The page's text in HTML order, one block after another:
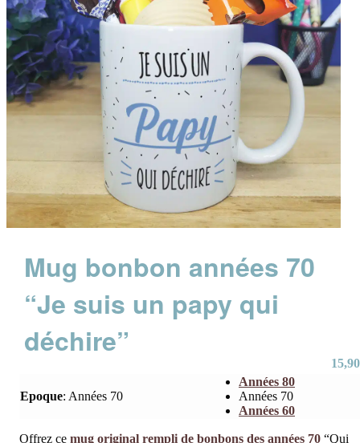
Mug bonbon années 70
“Je suis un papy qui
déchire”
15,90
Offrez ce mug original rempli de bonbons des années 70 “Qui
Epoque: Années 70
Années 80
Années 70
Années 60